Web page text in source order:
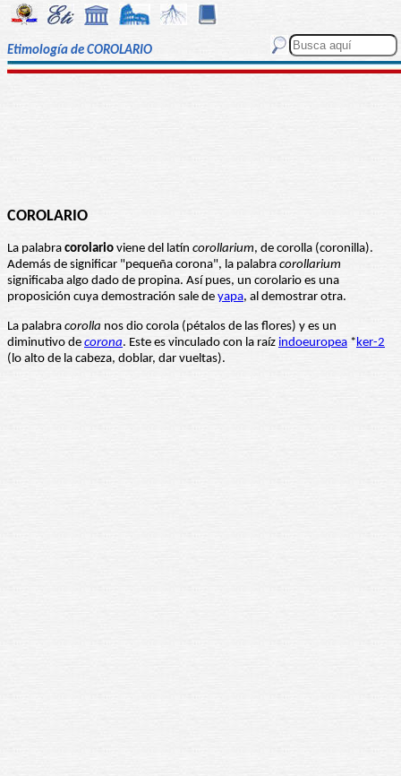
Etimología de COROLARIO
COROLARIO
La palabra corolario viene del latín corollarium, de corolla (coronilla).
Además de significar "pequeña corona", la palabra corollarium
significaba algo dado de propina. Así pues, un corolario es una
proposición cuya demostración sale de yapa, al demostrar otra.
La palabra corolla nos dio corola (pétalos de las flores) y es un
diminutivo de corona. Este es vinculado con la raíz indoeuropea *ker-2
(lo alto de la cabeza, doblar, dar vueltas).